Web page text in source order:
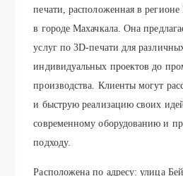
печати, расположенная в регионе
в городе Махачкала. Она
услуг по 3D-печати для
индивидуальных проектов до
производства. Клиенты могут
и быструю реализацию своих
современному оборудованию и
подходу.
Расположена по адресу: улица